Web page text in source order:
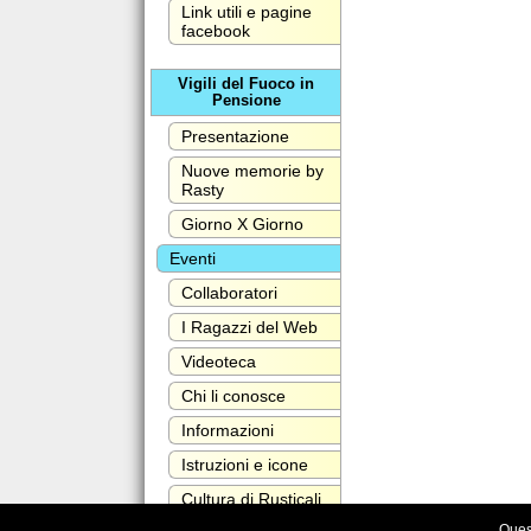
Link utili e pagine
facebook
Vigili del Fuoco in
Pensione
Presentazione
Nuove memorie by
Rasty
Giorno X Giorno
Eventi
Collaboratori
I Ragazzi del Web
Videoteca
Chi li conosce
Informazioni
Istruzioni e icone
Cultura di Rusticali